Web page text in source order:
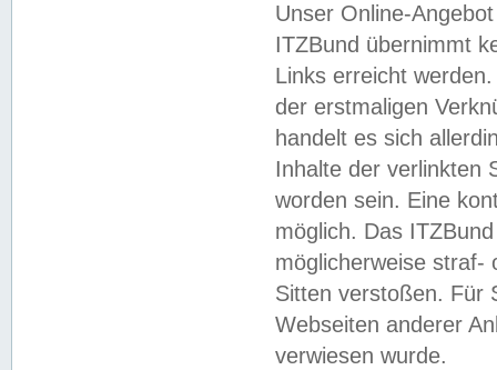
Unser Online-
ITZBund übernimmt
Links erreicht
der erstmaligen
handelt es sich
Inhalte der verlinkten
worden sein. Eine
möglich. Das
möglicherweise straf-
Sitten verstoßen. Für
Webseiten anderer
verwiesen wurde.